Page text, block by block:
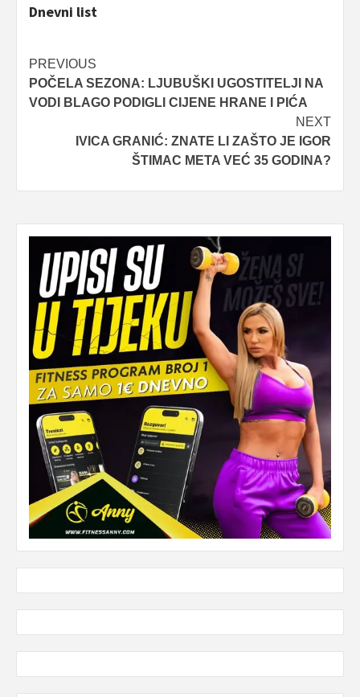
Dnevni list
Post
navigation
PREVIOUS
POČELA SEZONA: LJUBUŠKI UGOSTITELJI NA
VODI BLAGO PODIGLI CIJENE HRANE I PIĆA
NEXT
IVICA GRANIĆ: ZNATE LI ZAŠTO JE IGOR
ŠTIMAC META VEĆ 35 GODINA?